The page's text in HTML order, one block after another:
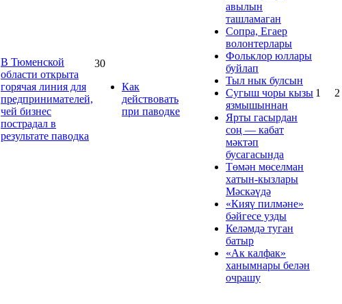
В Тюменской
области открыта
горячая линия для
предпринимателей,
чей бизнес
пострадал в
результате паводка
30
Как
действовать
при паводке
авылын
ташламаган
Сопра, Егаер
волонтерлары
Фольклор юллары
буйлап
Тыл нык булсын
Сугыш чоры кызы
язмышыннан
Ярты гасырдан
соң — кабат
мәктәп
бусагасында
Төмән мөселман
хатын‑кызлары
Мәскәүдә
«Кияү пилмәне»
бәйгесе узды
Келәмдә туган
батыр
«Ак калфак»
ханымнары белән
очрашу
1 2